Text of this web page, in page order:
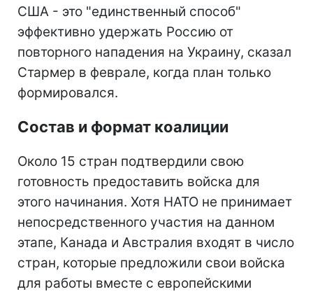
США - это "единственный способ"
эффективно удержать Россию от
повторного нападения на Украину, сказал
Стармер в феврале, когда план только
формировался.
Состав и формат коалиции
Около 15 стран подтвердили свою
готовность предоставить войска для
этого начинания. Хотя НАТО не принимает
непосредственного участия на данном
этапе, Канада и Австралия входят в число
стран, которые предложили свои войска
для работы вместе с европейскими